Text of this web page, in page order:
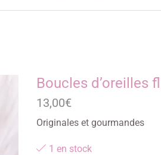
Boucles d’oreilles
13,00€
Originales et gourmandes
1 en stock